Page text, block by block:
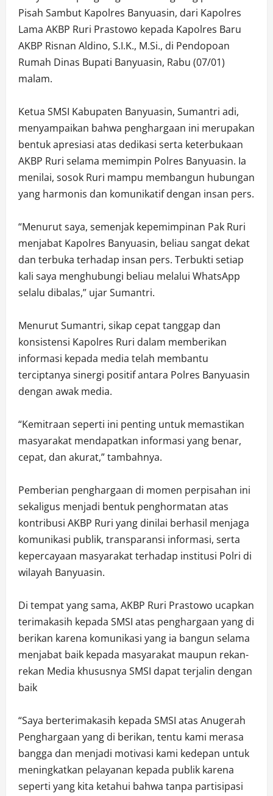
Pisah Sambut Kapolres Banyuasin, dari Kapolres
Lama AKBP Ruri Prastowo kepada Kapolres Baru
AKBP Risnan Aldino, S.I.K., M.Si., di Pendopoan
Rumah Dinas Bupati Banyuasin, Rabu (07/01)
malam.
Ketua SMSI Kabupaten Banyuasin, Sumantri adi,
menyampaikan bahwa penghargaan ini merupakan
bentuk apresiasi atas dedikasi serta keterbukaan
AKBP Ruri selama memimpin Polres Banyuasin. Ia
menilai, sosok Ruri mampu membangun hubungan
yang harmonis dan komunikatif dengan insan pers.
“Menurut saya, semenjak kepemimpinan Pak Ruri
menjabat Kapolres Banyuasin, beliau sangat dekat
dan terbuka terhadap insan pers. Terbukti setiap
kali saya menghubungi beliau melalui WhatsApp
selalu dibalas,” ujar Sumantri.
Menurut Sumantri, sikap cepat tanggap dan
konsistensi Kapolres Ruri dalam memberikan
informasi kepada media telah membantu
terciptanya sinergi positif antara Polres Banyuasin
dengan awak media.
“Kemitraan seperti ini penting untuk memastikan
masyarakat mendapatkan informasi yang benar,
cepat, dan akurat,” tambahnya.
Pemberian penghargaan di momen perpisahan ini
sekaligus menjadi bentuk penghormatan atas
kontribusi AKBP Ruri yang dinilai berhasil menjaga
komunikasi publik, transparansi informasi, serta
kepercayaan masyarakat terhadap institusi Polri di
wilayah Banyuasin.
Di tempat yang sama, AKBP Ruri Prastowo ucapkan
terimakasih kepada SMSI atas penghargaan yang di
berikan karena komunikasi yang ia bangun selama
menjabat baik kepada masyarakat maupun rekan-
rekan Media khususnya SMSI dapat terjalin dengan
baik
“Saya berterimakasih kepada SMSI atas Anugerah
Penghargaan yang di berikan, tentu kami merasa
bangga dan menjadi motivasi kami kedepan untuk
meningkatkan pelayanan kepada publik karena
seperti yang kita ketahui bahwa tanpa partisipasi